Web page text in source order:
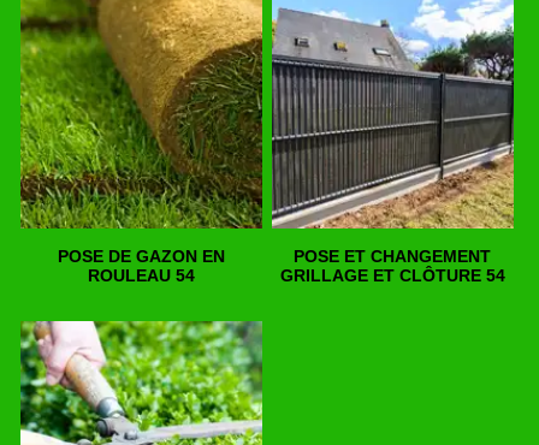
POSE DE GAZON EN
ROULEAU 54
POSE ET CHANGEMENT
GRILLAGE ET CLÔTURE 54